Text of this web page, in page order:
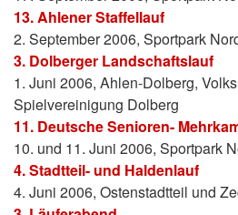
13. Ahlener Staffellauf
2. September 2006, Sportpark
3. Dolberger Landschaftslauf
1. Juni 2006, Ahlen-Dolberg,
Spielvereinigung Dolberg
11. Deutsche Senioren-
10. und 11. Juni 2006, Sportpark
4. Stadtteil- und Haldenlauf
4. Juni 2006, Ostenstadtteil und